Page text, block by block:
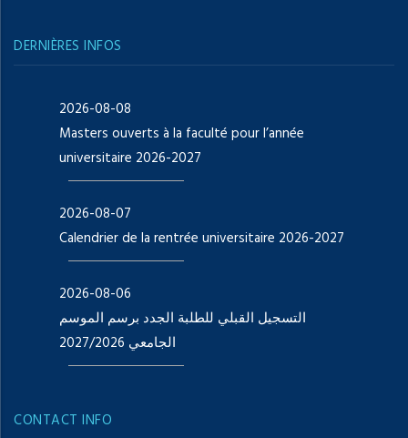
DERNIÈRES INFOS
2026-08-08
Masters ouverts à la faculté pour l’année
universitaire 2026-2027
2026-08-07
Calendrier de la rentrée universitaire 2026-2027
2026-08-06
التسجيل القبلي للطلبة الجدد برسم الموسم
الجامعي 2027/2026
CONTACT INFO